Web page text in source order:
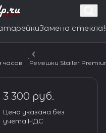
Замена стекла
часов Ремешки Stailer
3 300 руб.
Цена указана без
учета НДС